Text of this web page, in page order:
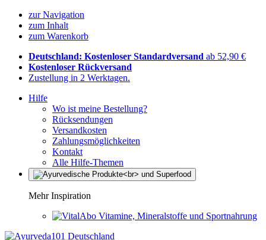
zur Navigation
zum Inhalt
zum Warenkorb
Deutschland: Kostenloser Standardversand ab 52,90 €
Kostenloser Rückversand
Zustellung in 2 Werktagen.
Hilfe
Wo ist meine Bestellung?
Rücksendungen
Versandkosten
Zahlungsmöglichkeiten
Kontakt
Alle Hilfe-Themen
Mehr Inspiration
Vitamine, Mineralstoffe und Sportnahrung